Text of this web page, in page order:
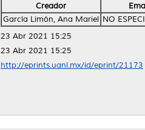
Creador
García Limón, Ana Mariel NO
23 Abr 2021 15:25
23 Abr 2021 15:25
http://eprints.uanl.mx/id/eprint/21173